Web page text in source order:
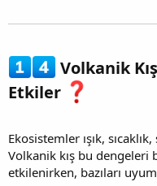
Volkanik
Etkiler
Ekosistemler ışık,
Volkanik kış bu dengeleri
etkilenirken, bazıları